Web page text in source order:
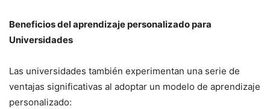
Beneficios del aprendizaje personalizado para
Universidades
Las universidades también experimentan una serie de
ventajas significativas al adoptar un modelo de aprendizaje
personalizado: